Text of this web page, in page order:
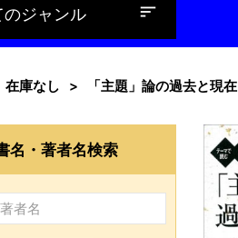
のジャンル
在庫なし 「主題」論の過去と現在
名・著者名検索